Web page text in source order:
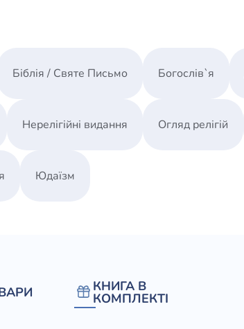
Біблія / Святе Письмо Богослів`я
Нерелігійні видання Огляд релігій
Юдаїзм
КНИГА В
КОМПЛЕКТІ